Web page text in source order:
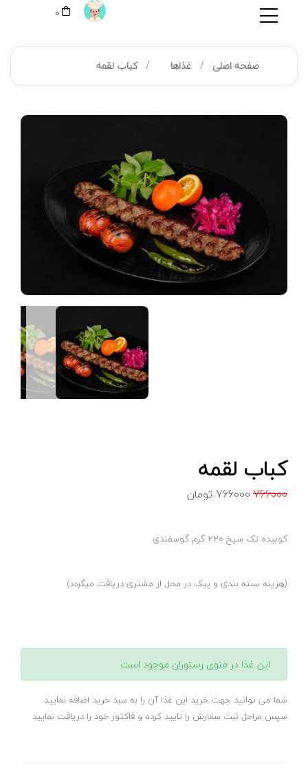
0
صفحه اصلی غذاها کباب لقمه
کباب لقمه
766000
766000 تومان
کوبیده تک سیخ 220 گرم گوسفندی
(هزینه بسته بندی و پیک در محل از مشتری دریافت میگردد)
این غذا در منوی رستوران موجود است
شما می توانید جهت خرید این غذا آن را به سبد خرید اضافه نمایید
سپس مراحل ثبت سفارش را تایید کرده و فاکتور خود را دریافت نمایید